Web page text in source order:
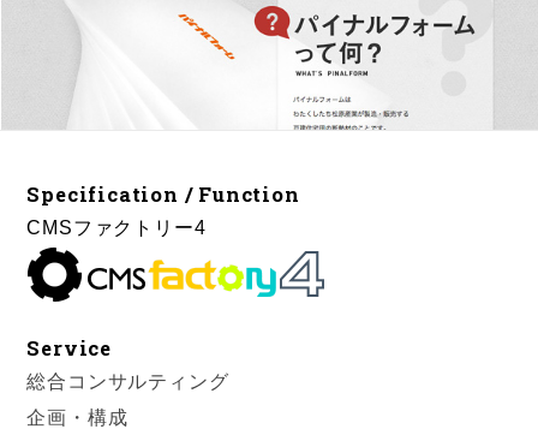
Specification / Function
CMSファクトリー4
Service
総合コンサルティング
企画・構成